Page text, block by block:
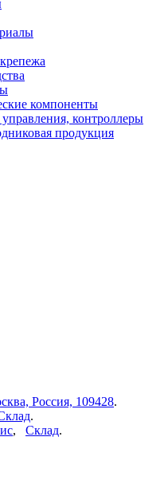
компоненты
контроллеры
продукция
Россия, 109428.
.
, Склад.